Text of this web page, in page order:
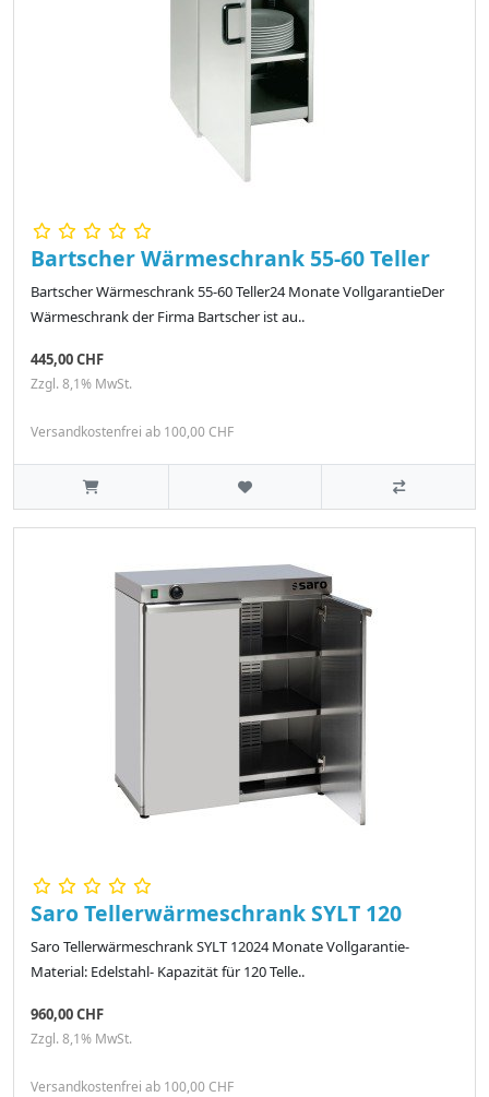
Bartscher Wärmeschrank 55-60 Teller
Bartscher Wärmeschrank 55-60 Teller24 Monate VollgarantieDer
Wärmeschrank der Firma Bartscher ist au..
445,00 CHF
Zzgl. 8,1% MwSt.
Versandkostenfrei ab 100,00 CHF
Saro Tellerwärmeschrank SYLT 120
Saro Tellerwärmeschrank SYLT 12024 Monate Vollgarantie-
Material: Edelstahl- Kapazität für 120 Telle..
960,00 CHF
Zzgl. 8,1% MwSt.
Versandkostenfrei ab 100,00 CHF